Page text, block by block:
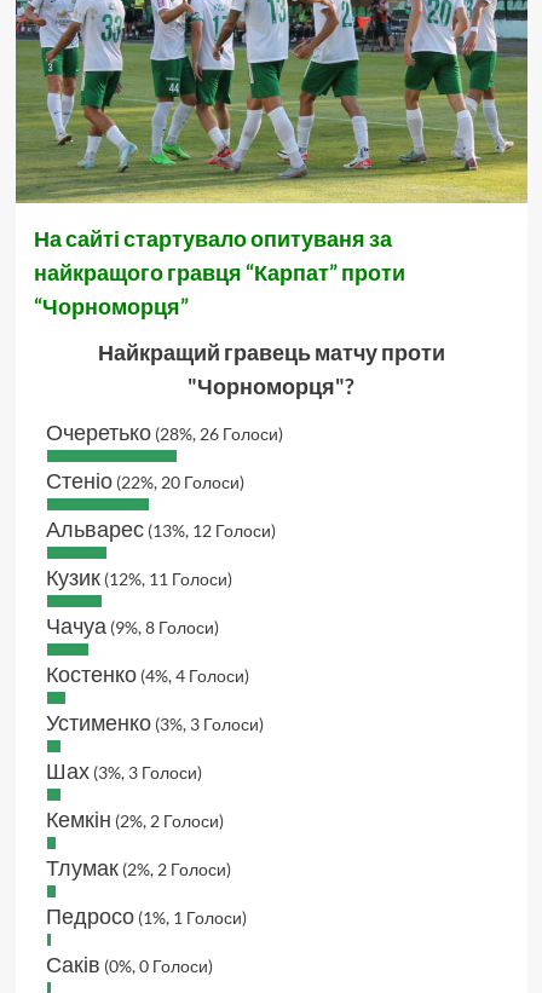
На сайті стартувало опитуваня за
найкращого гравця “Карпат” проти
“Чорноморця”
Найкращий гравець матчу проти
"Чорноморця"?
Очеретько (28%, 26 Голоси)
Стеніо (22%, 20 Голоси)
Альварес (13%, 12 Голоси)
Кузик (12%, 11 Голоси)
Чачуа (9%, 8 Голоси)
Костенко (4%, 4 Голоси)
Устименко (3%, 3 Голоси)
Шах (3%, 3 Голоси)
Кемкін (2%, 2 Голоси)
Тлумак (2%, 2 Голоси)
Педросо (1%, 1 Голоси)
Саків (0%, 0 Голоси)